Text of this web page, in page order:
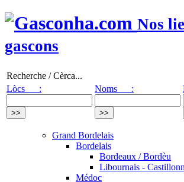
Nos
gascons
Recherche / Cèrca...
Lòcs :
Noms :
Grand Bordelais
Bordelais
Bordeaux / Bordèu
Libournais -
Médoc